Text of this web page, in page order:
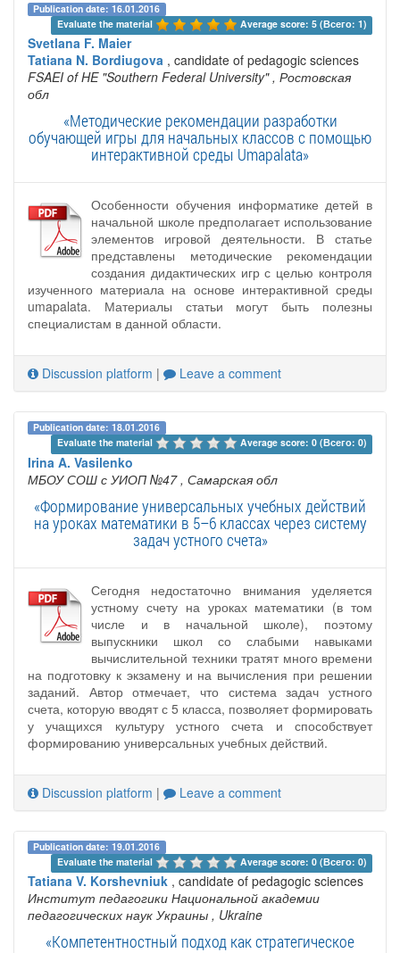
Publication date: 16.01.2016
Evaluate the material
Average score: 5 (Всего: 1)
Svetlana F. Maier
Tatiana N. Bordiugova , candidate of pedagogic sciences
FSAEI of HE "Southern Federal University" , Ростовская
обл
«Методические рекомендации разработки
обучающей игры для начальных классов с помощью
интерактивной среды Umapalata»
Особенности обучения информатике детей в
начальной школе предполагает использование
элементов игровой деятельности. В статье
представлены методические рекомендации
создания дидактических игр с целью контроля
изученного материала на основе интерактивной среды
umapalata. Материалы статьи могут быть полезны
специалистам в данной области.
Discussion platform | Leave a comment
Publication date: 18.01.2016
Evaluate the material
Average score: 0 (Всего: 0)
Irina A. Vasilenko
МБОУ СОШ с УИОП №47 , Самарская обл
«Формирование универсальных учебных действий
на уроках математики в 5–6 классах через систему
задач устного счета»
Сегодня недостаточно внимания уделяется
устному счету на уроках математики (в том
числе и в начальной школе), поэтому
выпускники школ со слабыми навыками
вычислительной техники тратят много времени
на подготовку к экзамену и на вычисления при решении
заданий. Автор отмечает, что система задач устного
счета, которую вводят с 5 класса, позволяет формировать
у учащихся культуру устного счета и способствует
формированию универсальных учебных действий.
Discussion platform | Leave a comment
Publication date: 19.01.2016
Evaluate the material
Average score: 0 (Всего: 0)
Tatiana V. Korshevniuk , candidate of pedagogic sciences
Институт педагогики Национальной академии
педагогических наук Украины , Ukraine
«Компетентностный подход как стратегическое